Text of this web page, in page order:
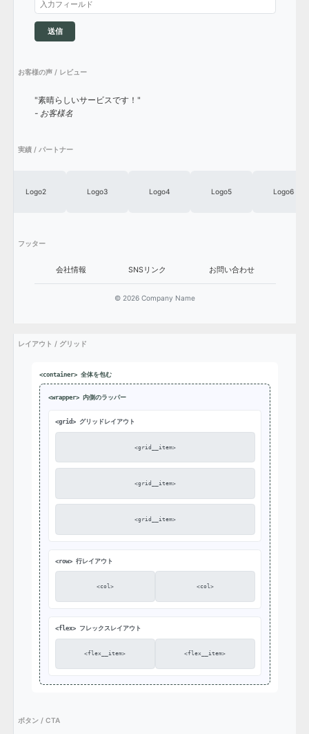
送信
お客様の声 / レビュー
"素晴らしいサービスです！"
- お客様名
実績 / パートナー
Logo2 Logo3 Logo4 Logo5 Logo6
フッター
会社情報 SNSリンク お問い合わせ
© 2026 Company Name
レイアウト / グリッド
<container> 全体を包む
<wrapper> 内側のラッパー
<grid> グリッドレイアウト
<grid__item>
<grid__item>
<grid__item>
<row> 行レイアウト
<col> <col>
<flex> フレックスレイアウト
<flex__item> <flex__item>
ボタン / CTA